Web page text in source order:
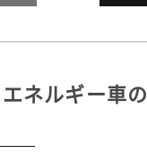
ネルギー車の
を追求
ービスの革新
・プレジャー